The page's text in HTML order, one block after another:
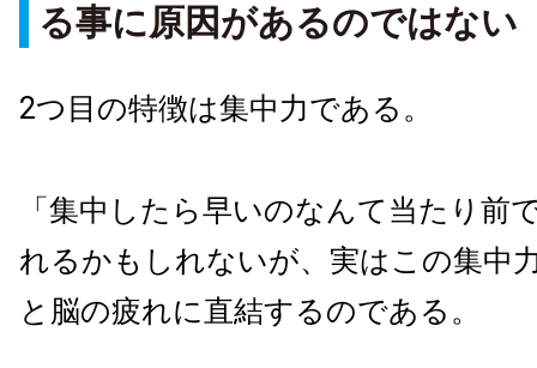
る事に原因があるのではない
2つ目の特徴は集中力である。
「集中したら早いのなんて当たり前
れるかもしれないが、実はこの集中
と脳の疲れに直結するのである。